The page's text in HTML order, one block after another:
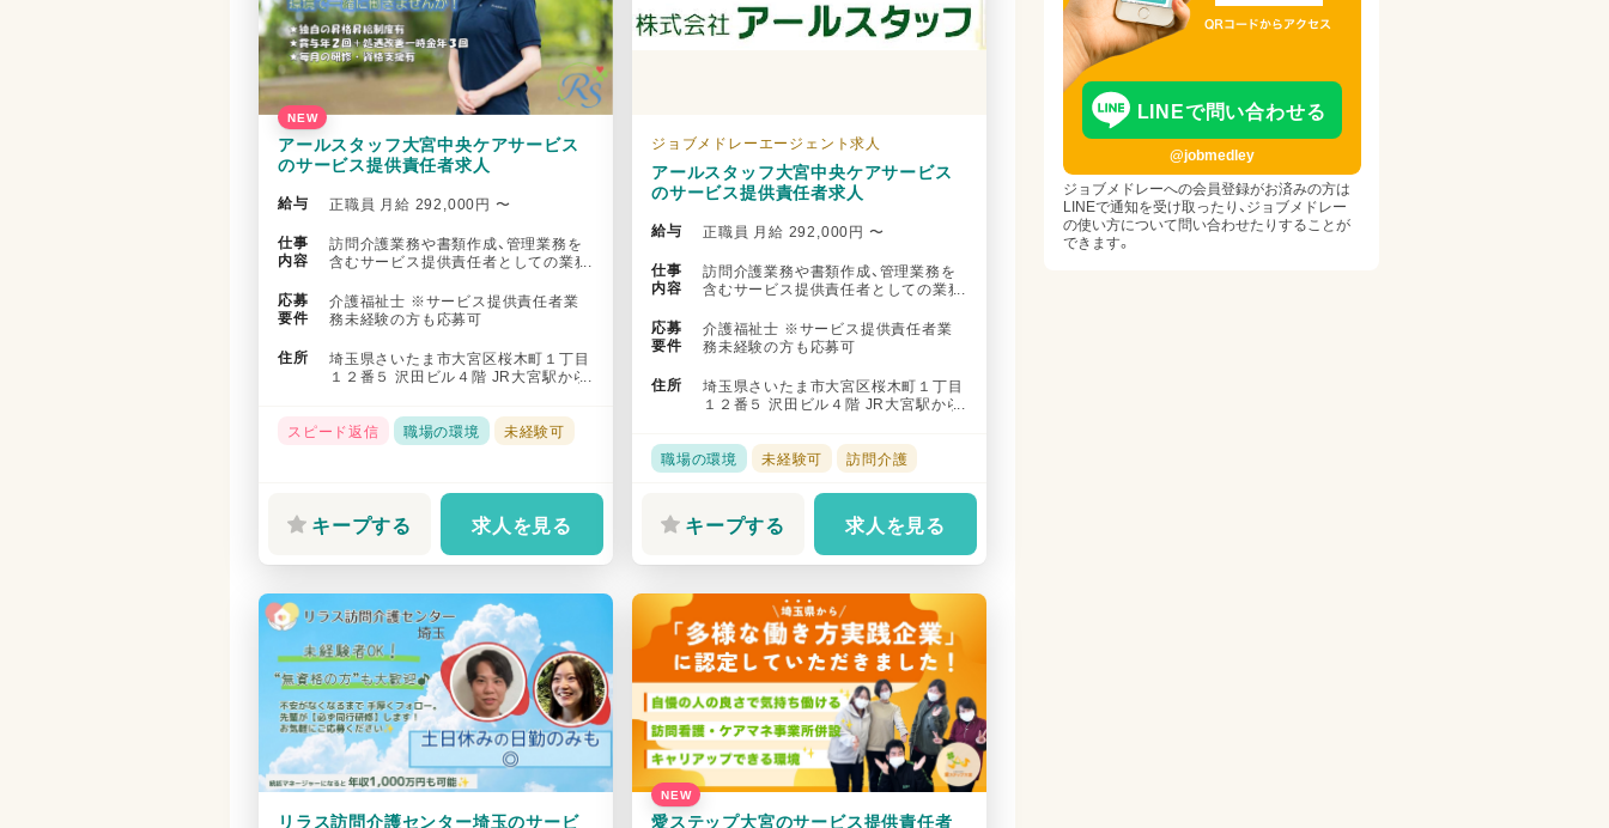
NEW
アールスタッフ大宮中央ケアサービス
のサービス提供責任者求人
給与
正職員 月給 292,000円 〜
仕事
内容
訪問介護業務や書類作成、管理業務を
含むサービス提供責任者としての業務
応募
要件
介護福祉士 ※サービス提供責任者業
務未経験の方も応募可
住所
埼玉県さいたま市大宮区桜木町１丁目
１２番５ 沢田ビル４階 JR大宮駅から
スピード返信
職場の環境 未経験可
キープする 求人を見る
ジョブメドレーエージェント求人
アールスタッフ大宮中央ケアサービス
のサービス提供責任者求人
給与
正職員 月給 292,000円 〜
仕事
内容
訪問介護業務や書類作成、管理業務を
含むサービス提供責任者としての業務
応募
要件
介護福祉士 ※サービス提供責任者業
務未経験の方も応募可
住所
埼玉県さいたま市大宮区桜木町１丁目
１２番５ 沢田ビル４階 JR大宮駅から
職場の環境
未経験可 訪問介護
キープする 求人を見る
リラス訪問介護センター埼玉のサービ
NEW
愛ステップ大宮のサービス提供責任者
LINEで問い合わせる
@jobmedley
ジョブメドレーへの会員登録がお済みの方は
LINEで通知を受け取ったり、ジョブメドレー
の使い方について問い合わせたりすることが
できます。